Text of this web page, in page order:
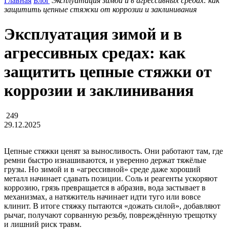
защитить цепные стяжки от коррозии и заклинивания
Эксплуатация зимой и в
агрессивных средах: как
защитить цепные стяжки от
коррозии и заклинивания
249
29.12.2025
Цепные стяжки ценят за выносливость. Они работают там, где
ремни быстро изнашиваются, и уверенно держат тяжёлые
грузы. Но зимой и в «агрессивной» среде даже хороший
металл начинает сдавать позиции. Соль и реагенты ускоряют
коррозию, грязь превращается в абразив, вода застывает в
механизмах, а натяжитель начинает идти туго или вовсе
клинит. В итоге стяжку пытаются «дожать силой», добавляют
рычаг, получают сорванную резьбу, повреждённую трещотку
и лишний риск травм.